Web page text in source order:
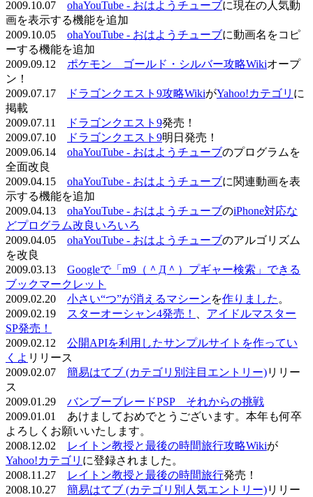
2009.10.07 ohaYouTube - おはようチューブに現在の人気動
画を表示する機能を追加
2009.10.05 ohaYouTube - おはようチューブに動画名をコピ
ーする機能を追加
2009.09.12 ポケモン ゴールド・シルバー攻略Wikiオープ
ン！
2009.07.17
ドラゴンクエスト9攻略WikiがYahoo!カテゴリ に
掲載
2009.07.11
ドラゴンクエスト9発売！
2009.07.10
ドラゴンクエスト9明日発売！
2009.06.14 ohaYouTube - おはようチューブのプログラムを
全面改良
2009.04.15 ohaYouTube - おはようチューブに関連動画を表
示する機能を追加
2009.04.13 ohaYouTube - おはようチューブのiPhone対応な
どプログラム改良いろいろ
2009.04.05 ohaYouTube - おはようチューブのアルゴリズム
を改良
2009.03.13 Googleで「m9（＾Д＾）プギャー検索」できる
ブックマークレット
2009.02.20 小さい“つ”が消えるマシーンを作りました 。
2009.02.19
スターオーシャン4発売！
アイドルマスター
SP発売！
2009.02.12 公開APIを利用したサンプルサイトを作ってい
くよ リリース
2009.02.07 簡易はてブ (カテゴリ別注目エントリー)リリー
ス
2009.01.29 バンブーブレードPSP それからの挑戦
2009.01.01 あけましておめでとうございます。本年も何卒
よろしくお願いいたします。
2008.12.02
レイトン教授と最後の時間旅行攻略Wikiが
Yahoo!カテゴリ に登録されました。
2008.11.27
レイトン教授と最後の時間旅行発売！
2008.10.27 簡易はてブ (カテゴリ別人気エントリー)リリー